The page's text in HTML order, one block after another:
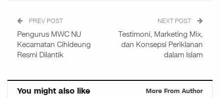
PREV POST
Pengurus MWC NU
Kecamatan Cihideung
Resmi Dilantik
NEXT POST
Testimoni, Marketing Mix,
dan Konsepsi Periklanan
dalam Islam
You might also like More From Author